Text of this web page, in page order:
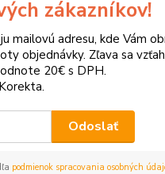
zákazníkov!
mailovú adresu, kde Vám
objednávky. Zľava sa
20€ s DPH.
Odoslať
podmienok spracovania osobných